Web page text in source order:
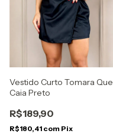
Vestido Curto Tomara Que
Caia Preto
R$189,90
R$180,41 com Pix